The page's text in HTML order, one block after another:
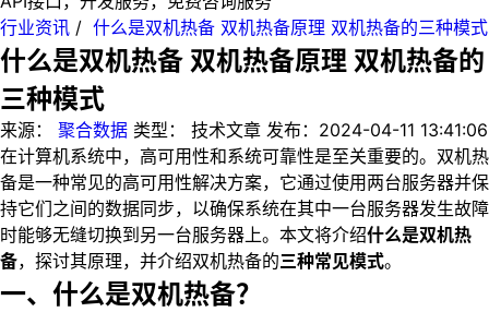
行业资讯 / 什么是双机热备 双机热备原理 双机热备的三种模式
什么是双机热备 双机热备原理 双机热备的
三种模式
来源： 聚合数据 类型： 技术文章 发布： 2024-04-11 13:41:06
在计算机系统中，高可用性和系统可靠性是至关重要的。双机热
备是一种常见的高可用性解决方案，它通过使用两台服务器并保
持它们之间的数据同步，以确保系统在其中一台服务器发生故障
时能够无缝切换到另一台服务器上。本文将介绍什么是双机热
备，探讨其原理，并介绍双机热备的三种常见模式。
一、什么是双机热备？